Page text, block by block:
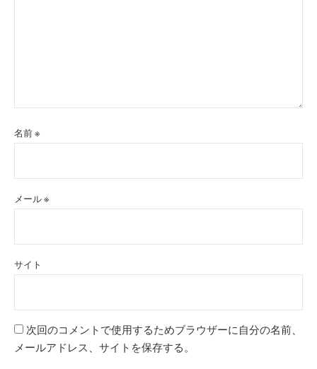
名前※
メール※
サイト
次回のコメントで使用するためブラウザーに自分の名前、
メールアドレス、サイトを保存する。